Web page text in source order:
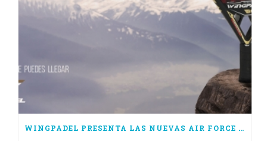
WINGPADEL PRESENTA LAS NUEVAS AIR FORCE 3.0